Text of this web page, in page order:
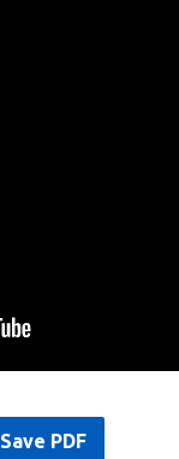
Save PDF